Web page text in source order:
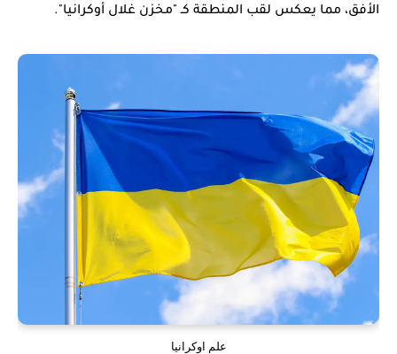
الأفق، مما يعكس لقب المنطقة كـ "مخزن غلال أوكرانيا".
علم اوكرانيا